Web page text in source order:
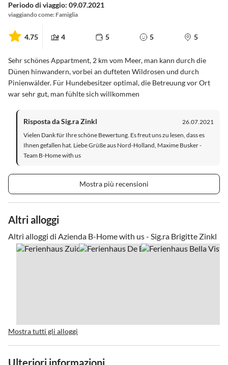
Periodo di viaggio: 09.07.2021
viaggiando come: Famiglia
4.75 4 5 5 5
Sehr schönes Appartment, 2 km vom Meer, man kann durch die
Dünen hinwandern, vorbei an dufteten Wildrosen und durch
Pinienwälder. Für Hundebesitzer optimal, die Betreuung vor Ort
war sehr gut, man fühlte sich willkommen
Risposta da Sig.ra Zinkl
26.07.2021
Vielen Dank für Ihre schöne Bewertung. Es freut uns zu lesen, dass es
Ihnen gefallen hat. Liebe Grüße aus Nord-Holland, Maxime Busker -
Team B-Home with us
Mostra più recensioni
Altri alloggi
Altri alloggi di Azienda B-Home with us - Sig.ra Brigitte Zinkl
Mostra tutti gli alloggi
Ulteriori informazioni